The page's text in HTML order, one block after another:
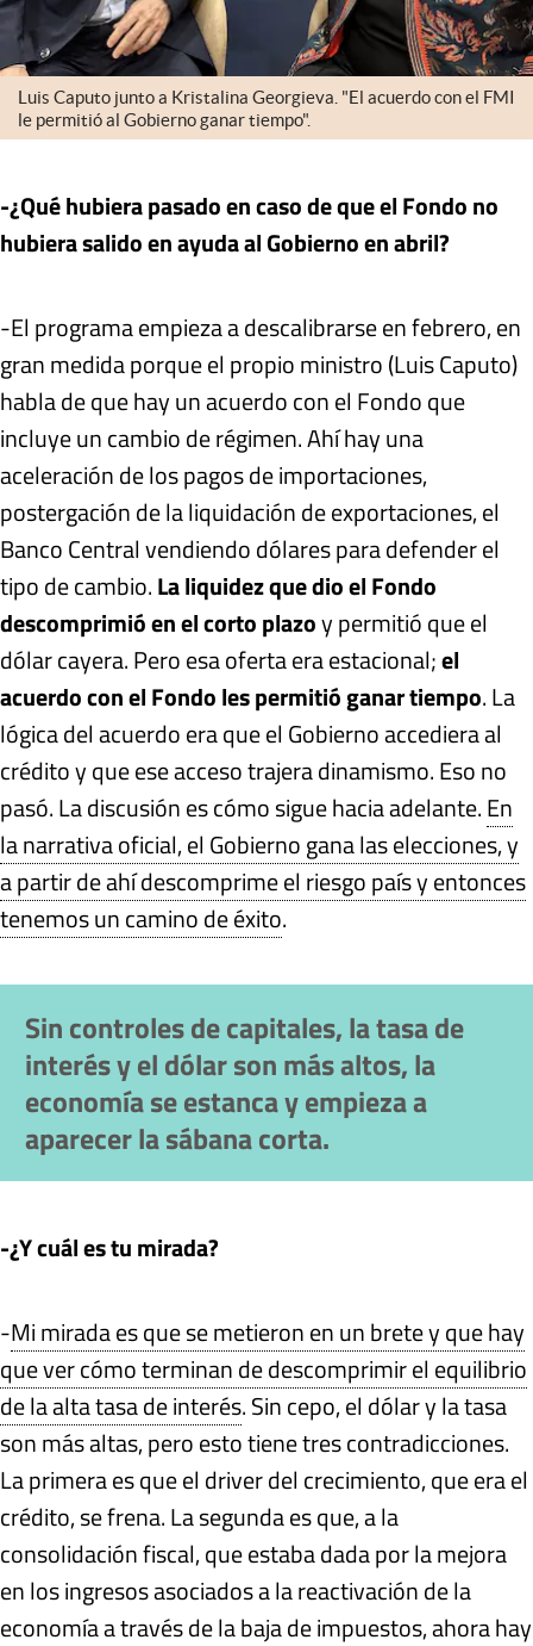
Luis Caputo junto a Kristalina Georgieva. "El acuerdo con el FMI
le permitió al Gobierno ganar tiempo".
-¿Qué hubiera pasado en caso de que el Fondo no
hubiera salido en ayuda al Gobierno en abril?
-El programa empieza a descalibrarse en febrero, en
gran medida porque el propio ministro (Luis Caputo)
habla de que hay un acuerdo con el Fondo que
incluye un cambio de régimen. Ahí hay una
aceleración de los pagos de importaciones,
postergación de la liquidación de exportaciones, el
Banco Central vendiendo dólares para defender el
tipo de cambio.La liquidez que dio el Fondo
descomprimió en el corto plazoy permitió que el
dólar cayera. Pero esa oferta era estacional;el
acuerdo con el Fondo les permitió ganar tiempo. La
lógica del acuerdo era que el Gobierno accediera al
crédito y que ese acceso trajera dinamismo. Eso no
pasó. La discusión es cómo sigue hacia adelante.En
la narrativa oficial, el Gobierno gana las elecciones, y
a partir de ahí descomprime el riesgo país y entonces
tenemos un camino de éxito.
Sin controles de capitales, la tasa de
interés y el dólar son más altos, la
economía se estanca y empieza a
aparecer la sábana corta.
-¿Y cuál es tu mirada?
-Mi mirada es que se metieron en un brete y que hay
que ver cómo terminan de descomprimir el equilibrio
de la alta tasa de interés. Sin cepo, el dólar y la tasa
son más altas, pero esto tiene tres contradicciones.
La primera es que el driver del crecimiento, que era el
crédito, se frena. La segunda es que, a la
consolidación fiscal, que estaba dada por la mejora
en los ingresos asociados a la reactivación de la
economía a través de la baja de impuestos, ahora hay